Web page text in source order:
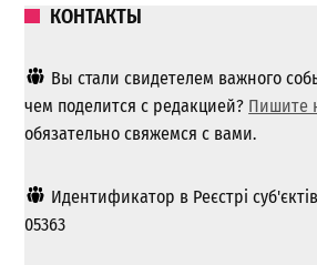
КОНТАКТЫ
Вы стали свидетелем важного
чем поделится с редакцией? Пишите
обязательно свяжемся с вами.
Идентификатор в Реєстрі
05363